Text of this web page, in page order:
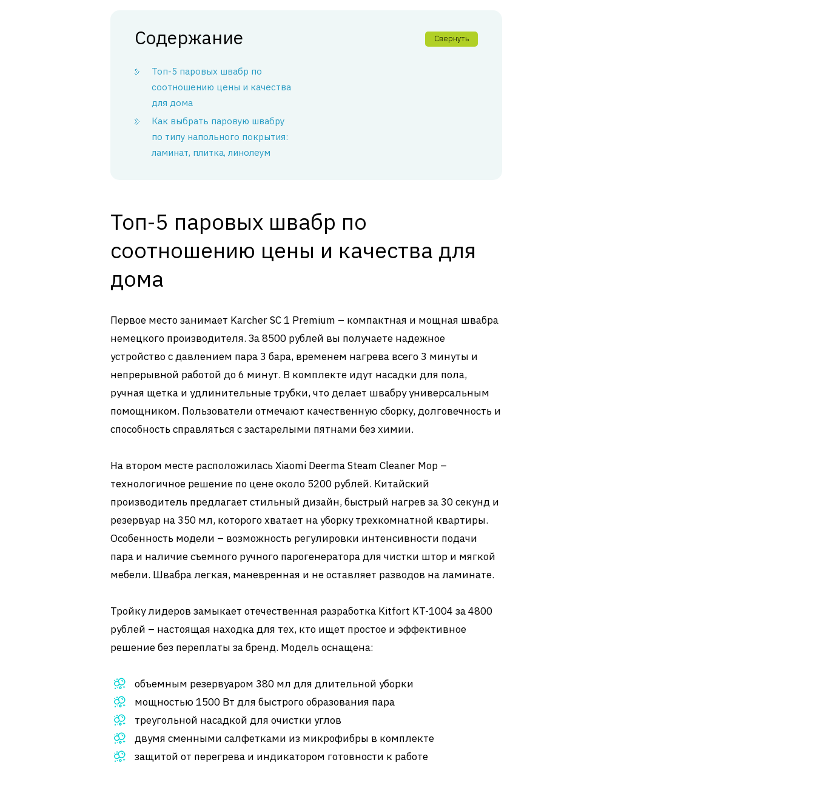
Содержание Свернуть
Топ-5 паровых швабр по
соотношению цены и качества
для дома
Как выбрать паровую швабру
по типу напольного покрытия:
ламинат, плитка, линолеум
Топ-5 паровых швабр по
соотношению цены и качества для
дома
Первое место занимает Karcher SC 1 Premium – компактная и мощная швабра
немецкого производителя. За 8500 рублей вы получаете надежное
устройство с давлением пара 3 бара, временем нагрева всего 3 минуты и
непрерывной работой до 6 минут. В комплекте идут насадки для пола,
ручная щетка и удлинительные трубки, что делает швабру универсальным
помощником. Пользователи отмечают качественную сборку, долговечность и
способность справляться с застарелыми пятнами без химии.
На втором месте расположилась Xiaomi Deerma Steam Cleaner Mop –
технологичное решение по цене около 5200 рублей. Китайский
производитель предлагает стильный дизайн, быстрый нагрев за 30 секунд и
резервуар на 350 мл, которого хватает на уборку трехкомнатной квартиры.
Особенность модели – возможность регулировки интенсивности подачи
пара и наличие съемного ручного парогенератора для чистки штор и мягкой
мебели. Швабра легкая, маневренная и не оставляет разводов на ламинате.
Тройку лидеров замыкает отечественная разработка Kitfort KT-1004 за 4800
рублей – настоящая находка для тех, кто ищет простое и эффективное
решение без переплаты за бренд. Модель оснащена:
объемным резервуаром 380 мл для длительной уборки
мощностью 1500 Вт для быстрого образования пара
треугольной насадкой для очистки углов
двумя сменными салфетками из микрофибры в комплекте
защитой от перегрева и индикатором готовности к работе